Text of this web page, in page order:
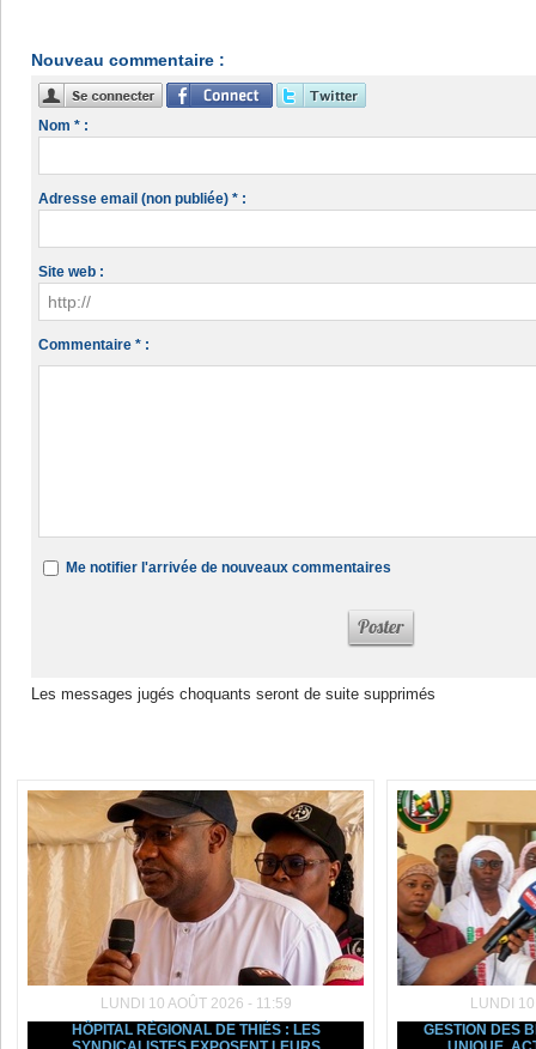
Nouveau commentaire :
Nom * :
Adresse email (non publiée) * :
Site web :
Commentaire * :
Me notifier l'arrivée de nouveaux commentaires
Les messages jugés choquants seront de suite supprimés
LUNDI 10 AOÛT 2026 - 11:59
HÔPITAL RÉGIONAL DE THIÈS : LES
LUNDI
GESTION DES